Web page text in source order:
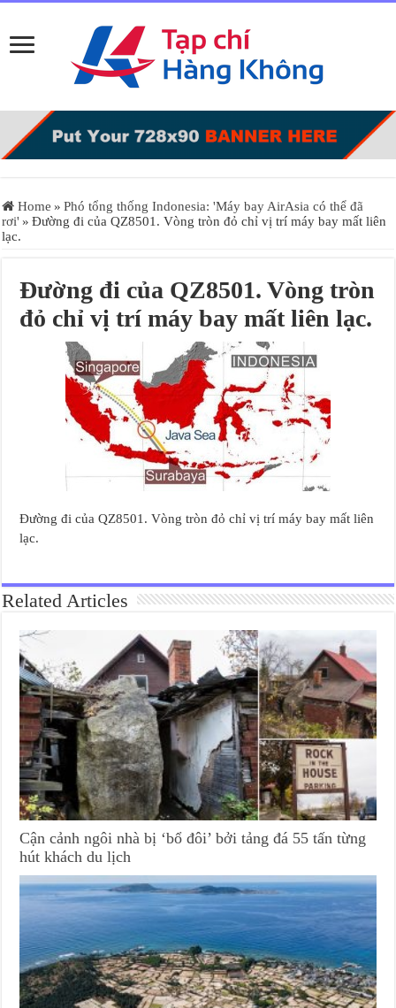
Home » Phó tổng thống Indonesia: 'Máy bay AirAsia có thể đã
rơi' » Đường đi của QZ8501. Vòng tròn đỏ chỉ vị trí máy bay mất liên
lạc.
Đường đi của QZ8501. Vòng tròn
đỏ chỉ vị trí máy bay mất liên lạc.
Đường đi của QZ8501. Vòng tròn đỏ chỉ vị trí máy bay mất liên
lạc.
Related Articles
Cận cảnh ngôi nhà bị ‘bổ đôi’ bởi tảng đá 55 tấn từng
hút khách du lịch